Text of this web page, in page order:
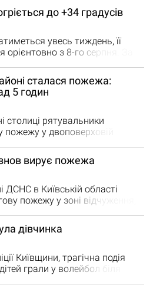
чоловіка. Про це повідомили
Повідомлення про
з водойми надійшло до
о 18:30. На місце…
до +34 градусів
увесь тиждень, її
орієнтовно з 8-го серпня. За
в межах +30+36
сухо та спекотно, +32+34
На завершення тижня
— прогнозує Діденко…
сталася пожежа:
5 годин
столиці рятувальники
у двоповерховій
Лобанової надійшло до
29 липня, о 12:09. Про це
ДСНС Києва. За
пожежа виникла на першому
той момент…
вирує пожежа
ДСНС в Київській області
пожежу у зоні відчуження,
обласної надзвичайної
аби не допустити
площі та локалізувати
Під час проведення робіт
дівчинка
Київщини, трагічна подія
грали у волейбол біля